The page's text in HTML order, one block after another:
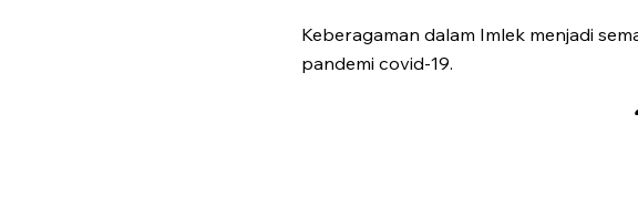
Keberagaman dalam Imlek menjadi
pandemi covid-19.